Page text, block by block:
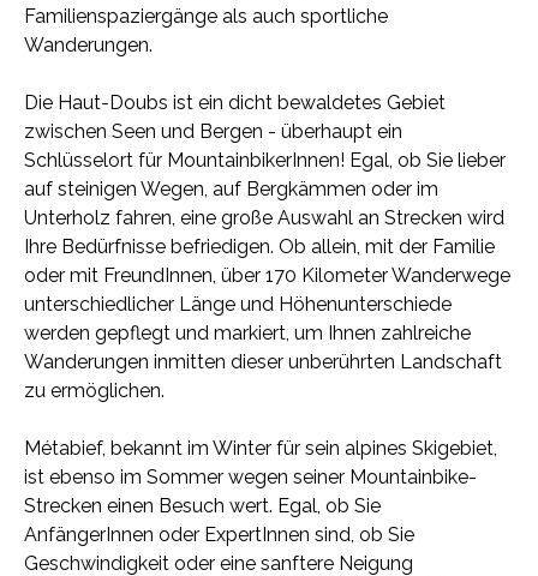
Familienspaziergänge als auch sportliche
Wanderungen.
Die Haut-Doubs ist ein dicht bewaldetes Gebiet
zwischen Seen und Bergen - überhaupt ein
Schlüsselort für MountainbikerInnen! Egal, ob Sie lieber
auf steinigen Wegen, auf Bergkämmen oder im
Unterholz fahren, eine große Auswahl an Strecken wird
Ihre Bedürfnisse befriedigen. Ob allein, mit der Familie
oder mit FreundInnen, über 170 Kilometer Wanderwege
unterschiedlicher Länge und Höhenunterschiede
werden gepflegt und markiert, um Ihnen zahlreiche
Wanderungen inmitten dieser unberührten Landschaft
zu ermöglichen.
Métabief, bekannt im Winter für sein alpines Skigebiet,
ist ebenso im Sommer wegen seiner Mountainbike-
Strecken einen Besuch wert. Egal, ob Sie
AnfängerInnen oder ExpertInnen sind, ob Sie
Geschwindigkeit oder eine sanftere Neigung